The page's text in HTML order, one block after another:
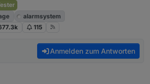
alarmsystem
115
Anmelden zum Antworten